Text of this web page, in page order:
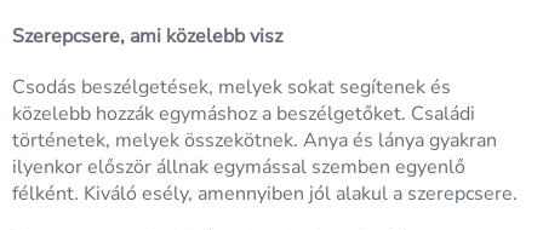
Szerepcsere, ami közelebb visz
Csodás beszélgetések, melyek sokat segítenek és
közelebb hozzák egymáshoz a beszélgetőket. Családi
történetek, melyek összekötnek. Anya és lánya gyakran
ilyenkor először állnak egymással szemben egyenlő
félként. Kiváló esély, amennyiben jól alakul a szerepcsere.